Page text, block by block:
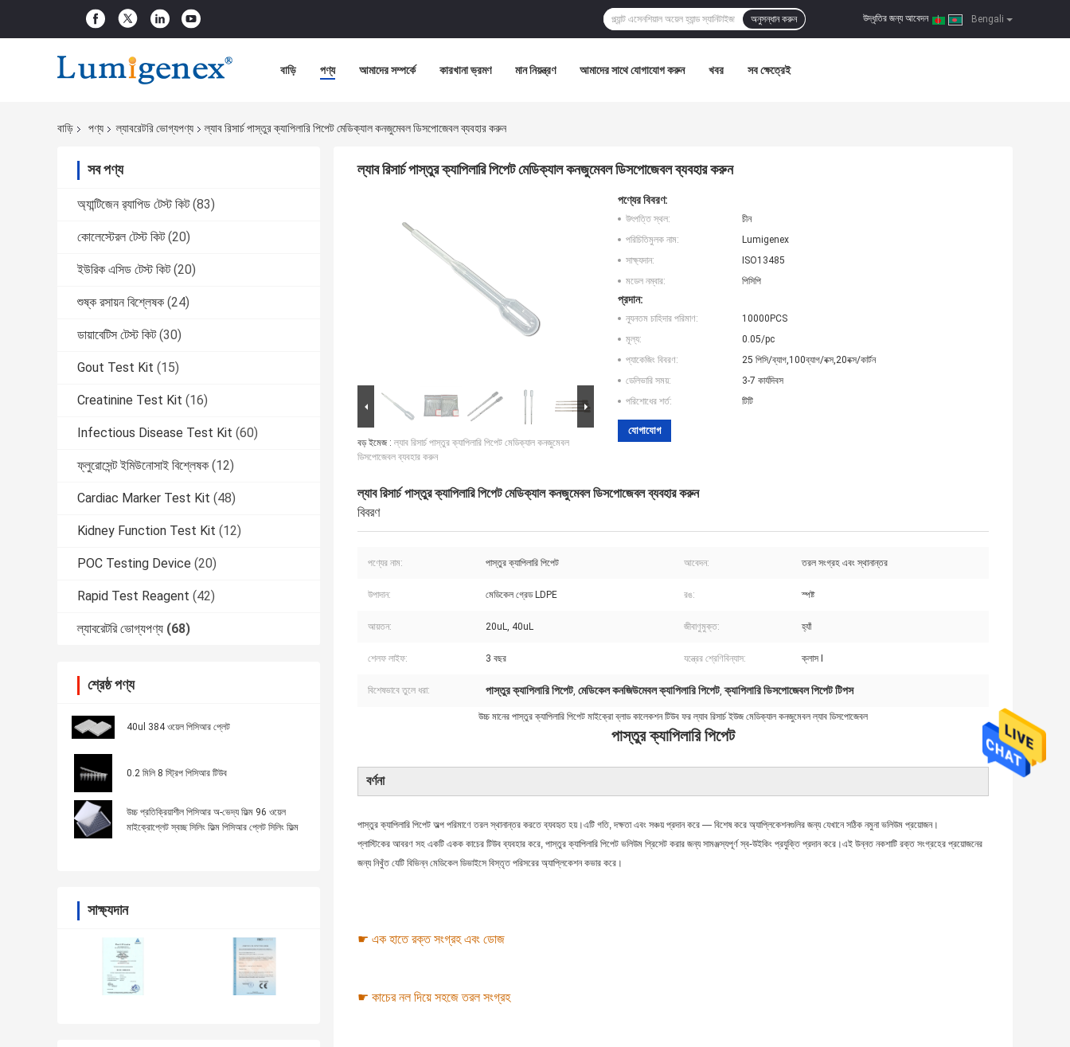
Bengali
উদ্ধৃতির জন্য আবেদন |
অনুসন্ধান করুন
বাড়ি পণ্য আমাদের সম্পর্কে কারখানা ভ্রমণ মান নিয়ন্ত্রণ আমাদের সাথে যোগাযোগ করুন খবর সব ক্ষেত্রেই
বাড়ি পণ্য ল্যাবরেটরি ভোগ্যপণ্য ল্যাব রিসার্চ পাস্তুর ক্যাপিলারি পিপেট মেডিক্যাল কনজুমেবল ডিসপোজেবল ব্যবহার করুন
সব পণ্য
অ্যান্টিজেন র‌্যাপিড টেস্ট কিট (83)
কোলেস্টেরল টেস্ট কিট (20)
ইউরিক এসিড টেস্ট কিট (20)
শুষ্ক রসায়ন বিশ্লেষক (24)
ডায়াবেটিস টেস্ট কিট (30)
Gout Test Kit (15)
Creatinine Test Kit (16)
Infectious Disease Test Kit (60)
ফ্লুরোসেন্ট ইমিউনোসাই বিশ্লেষক (12)
Cardiac Marker Test Kit (48)
Kidney Function Test Kit (12)
POC Testing Device (20)
Rapid Test Reagent (42)
ল্যাবরেটরি ভোগ্যপণ্য (68)
শ্রেষ্ঠ পণ্য
40ul 384 ওয়েল পিসিআর প্লেট
0.2 মিলি 8 স্ট্রিপ পিসিআর টিউব
উচ্চ প্রতিক্রিয়াশীল পিসিআর অ-ভেদ্য ফিল্ম 96 ওয়েল
মাইক্রোপ্লেট স্বচ্ছ সিলিং ফিল্ম পিসিআর প্লেট সিলিং ফিল্ম
সাক্ষ্যদান
ল্যাব রিসার্চ পাস্তুর ক্যাপিলারি পিপেট মেডিক্যাল কনজুমেবল ডিসপোজেবল ব্যবহার করুন
বড় ইমেজ :ল্যাব রিসার্চ পাস্তুর ক্যাপিলারি পিপেট মেডিক্যাল কনজুমেবল
ডিসপোজেবল ব্যবহার করুন
পণ্যের বিবরণ:
উৎপত্তি স্থল:
চীন
পরিচিতিমুলক নাম:
Lumigenex
সাক্ষ্যদান:
ISO13485
মডেল নম্বার:
পিসিপি
প্রদান:
ন্যূনতম চাহিদার পরিমাণ:
10000PCS
মূল্য:
0.05/pc
প্যাকেজিং বিবরণ:
25 পিসি/ব্যাগ,100ব্যাগ/বক্স,20বক্স/কার্টন
ডেলিভারি সময়:
3-7 কার্যদিবস
পরিশোধের শর্ত:
টিটি
যোগাযোগ
ল্যাব রিসার্চ পাস্তুর ক্যাপিলারি পিপেট মেডিক্যাল কনজুমেবল ডিসপোজেবল ব্যবহার করুন
বিবরণ
পণ্যের নাম: পাস্তুর ক্যাপিলারি পিপেট আবেদন: তরল সংগ্রহ এবং স্থানান্তর
উপাদান: মেডিকেল গ্রেড LDPE রঙ: স্পষ্ট
আয়তন: 20uL, 40uL জীবাণুমুক্ত: হ্যাঁ
শেলফ লাইফ: 3 বছর যন্ত্রের শ্রেণিবিন্যাস: ক্লাস I
বিশেষভাবে তুলে ধরা: পাস্তুর ক্যাপিলারি পিপেট, মেডিকেল কনজিউমেবল ক্যাপিলারি পিপেট,ক্যাপিলারি ডিসপোজেবল পিপেট টিপস
উচ্চ মানের পাস্তুর ক্যাপিলারি পিপেট মাইক্রো ব্লাড কালেকশন টিউব ফর ল্যাব রিসার্চ ইউজ মেডিক্যাল কনজুমেবল ল্যাব ডিসপোজেবল
পাস্তুর ক্যাপিলারি পিপেট
বর্ণনা
পাস্তুর ক্যাপিলারি পিপেট অল্প পরিমাণে তরল স্থানান্তর করতে ব্যবহৃত হয়।এটি গতি, দক্ষতা এবং সঞ্চয় প্রদান করে — বিশেষ করে অ্যাপ্লিকেশনগুলির জন্য যেখানে সঠিক নমুনা ভলিউম প্রয়োজন।
প্লাস্টিকের আবরণ সহ একটি একক কাচের টিউব ব্যবহার করে, পাস্তুর ক্যাপিলারি পিপেট ভলিউম প্রিসেট করার জন্য সামঞ্জস্যপূর্ণ স্ব-উইকিং প্রযুক্তি প্রদান করে।এই উন্নত নকশাটি রক্ত ​​সংগ্রহের প্রয়োজনের
জন্য নিখুঁত যেটি বিভিন্ন মেডিকেল ডিভাইসে বিস্তৃত পরিসরের অ্যাপ্লিকেশন কভার করে।
☛ এক হাতে রক্ত ​​সংগ্রহ এবং ডোজ
☛ কাচের নল দিয়ে সহজে তরল সংগ্রহ